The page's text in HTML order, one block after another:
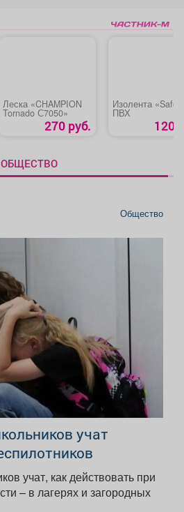
Леска «CHAMPION
Tornado С7050»
270 руб.
Изолента
ПВХ
120
Общество
учат
учат, как действовать при
– в лагерях и загородных